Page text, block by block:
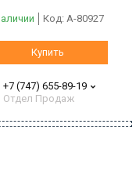
Код: A-80927
Купить
+7 (747) 655-89-19
Отдел Продаж